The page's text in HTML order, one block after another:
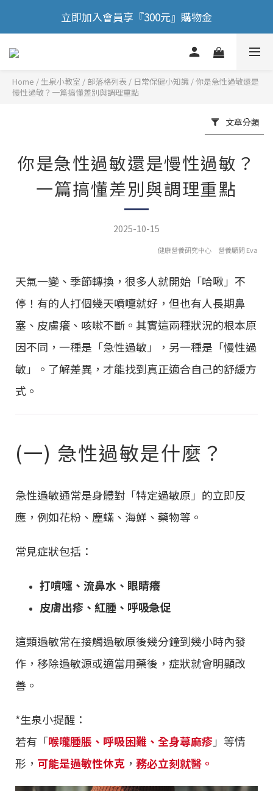
🎉 歡慶88節，滿額送膠原蛋白正貨！！
立即加入會員享『300元』購物金
🎉 歡慶88節，滿額送膠原蛋白正貨！！
Home / 部落格列表 / 日常保健小知識 /你是急性過敏還是
慢性過敏？一篇搞懂差別與調理重點
文章分類
你是急性過敏還是慢性過敏？
一篇搞懂差別與調理重點
2025-10-15
健康營養研究中心 營養顧問 Eva
天氣一變、季節轉換，很多人就開始「哈啾」不
停！有的人打個幾天噴嚏就好，但也有人長期鼻
塞、皮膚癢、咳嗽不斷。其實這兩種狀況的根本原
因不同，一種是「急性過敏」，另一種是「慢性過
敏」。了解差異，才能找到真正適合自己的舒緩方
式。
(一) 急性過敏是什麼？
急性過敏通常是身體對「特定過敏原」的立即反
應，例如花粉、塵蟎、海鮮、藥物等。
常見症狀包括：
打噴嚏、流鼻水、眼睛癢
皮膚出疹、紅腫、呼吸急促
這類過敏常在接觸過敏原後幾分鐘到幾小時內發
作，移除過敏源或適當用藥後，症狀就會明顯改
善。
*生泉小提醒：
若有「喉嚨腫脹、呼吸困難、全身蕁麻疹 」等情
形， 可能是過敏性休克 ， 務必立刻就醫。